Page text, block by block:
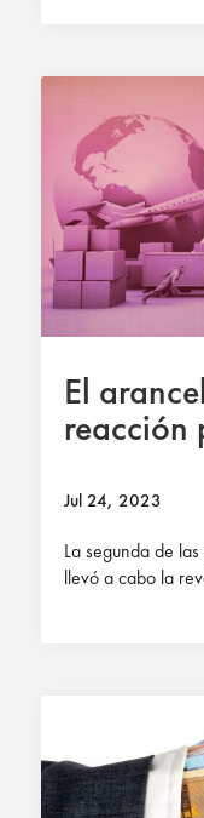
El
reacción
Jul 24, 2023
La segunda de
llevó a cabo la